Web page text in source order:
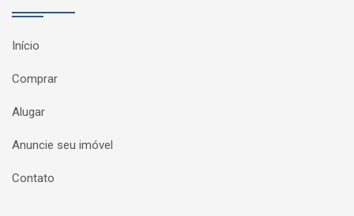
Início
Comprar
Alugar
Anuncie seu imóvel
Contato